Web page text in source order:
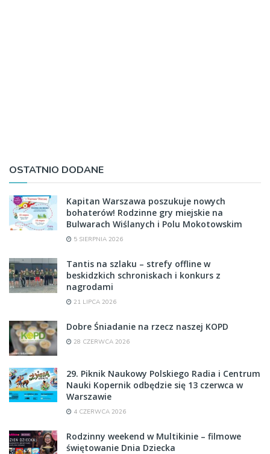
OSTATNIO DODANE
Kapitan Warszawa poszukuje nowych
bohaterów! Rodzinne gry miejskie na
Bulwarach Wiślanych i Polu Mokotowskim
5 SIERPNIA 2026
Tantis na szlaku – strefy offline w
beskidzkich schroniskach i konkurs z
nagrodami
21 LIPCA 2026
Dobre Śniadanie na rzecz naszej KOPD
28 CZERWCA 2026
29. Piknik Naukowy Polskiego Radia i Centrum
Nauki Kopernik odbędzie się 13 czerwca w
Warszawie
4 CZERWCA 2026
Rodzinny weekend w Multikinie – filmowe
świętowanie Dnia Dziecka